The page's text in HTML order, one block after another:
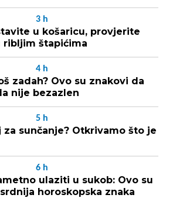
3 h
u košaricu, provjerite
ribljim štapićima
4 h
zadah? Ovo su znakovi da
nije bezazlen
5 h
za sunčanje? Otkrivamo što je
6 h
ulaziti u sukob: Ovo su
horoskopska znaka